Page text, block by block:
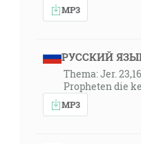
MP3
РУССКИЙ
Thema: Jer.
Propheten die
MP3